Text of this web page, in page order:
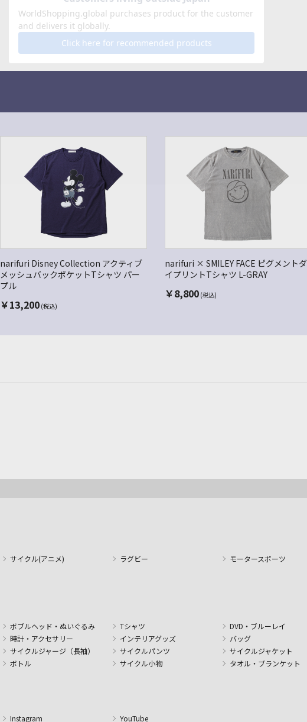
narifuri Disney Collection アクティブ
メッシュバックポケットTシャツ パー
プル
￥13,200 (税込)
narifuri × SMILEY FACE ピグメントダ
イプリントTシャツ L-GRAY
￥8,800 (税込)
サイクル(アニメ) ラグビー
モータースポーツ
ボブルヘッド・ぬいぐるみ Tシャツ
DVD・ブルーレイ
時計・アクセサリー インテリアグッズ
バッグ
サイクルジャージ（長袖） サイクルパンツ
サイクルジャケット
ボトル サイクル小物 タオル・ブランケット
Instagram YouTube